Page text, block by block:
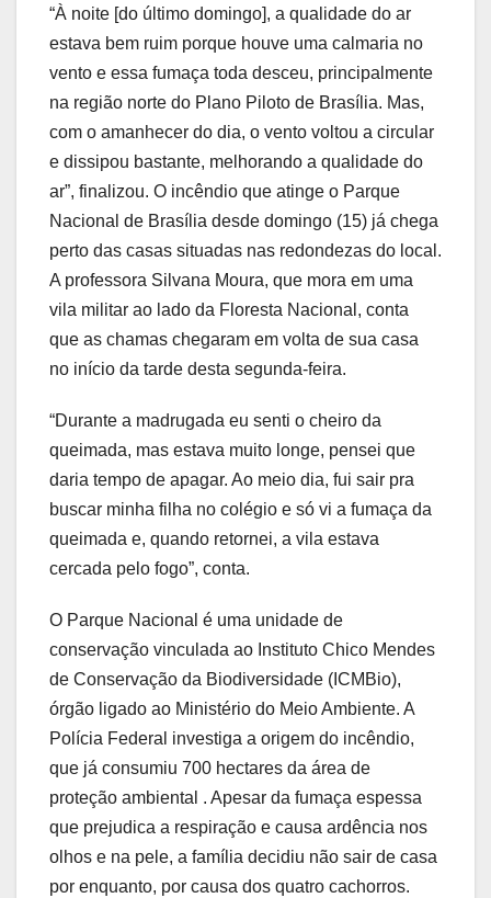
“À noite [do último domingo], a qualidade do ar
estava bem ruim porque houve uma calmaria no
vento e essa fumaça toda desceu, principalmente
na região norte do Plano Piloto de Brasília. Mas,
com o amanhecer do dia, o vento voltou a circular
e dissipou bastante, melhorando a qualidade do
ar”, finalizou. O incêndio que atinge o Parque
Nacional de Brasília desde domingo (15) já chega
perto das casas situadas nas redondezas do local.
A professora Silvana Moura, que mora em uma
vila militar ao lado da Floresta Nacional, conta
que as chamas chegaram em volta de sua casa
no início da tarde desta segunda-feira.
“Durante a madrugada eu senti o cheiro da
queimada, mas estava muito longe, pensei que
daria tempo de apagar. Ao meio dia, fui sair pra
buscar minha filha no colégio e só vi a fumaça da
queimada e, quando retornei, a vila estava
cercada pelo fogo”, conta.
O Parque Nacional é uma unidade de
conservação vinculada ao Instituto Chico Mendes
de Conservação da Biodiversidade (ICMBio),
órgão ligado ao Ministério do Meio Ambiente. A
Polícia Federal investiga a origem do incêndio,
que já consumiu 700 hectares da área de
proteção ambiental . Apesar da fumaça espessa
que prejudica a respiração e causa ardência nos
olhos e na pele, a família decidiu não sair de casa
por enquanto, por causa dos quatro cachorros.